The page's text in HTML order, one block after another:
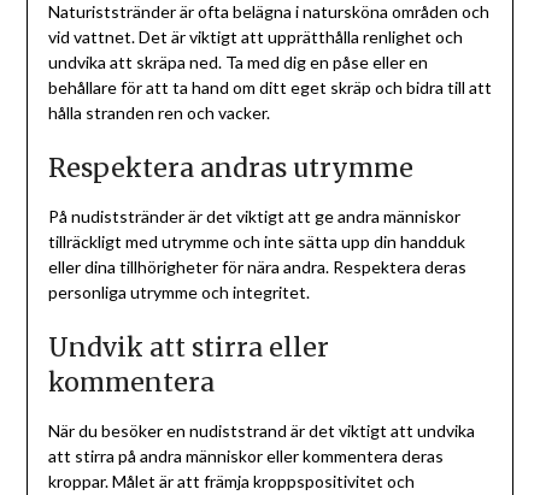
Naturiststränder är ofta belägna i natursköna områden och
vid vattnet. Det är viktigt att upprätthålla renlighet och
undvika att skräpa ned. Ta med dig en påse eller en
behållare för att ta hand om ditt eget skräp och bidra till att
hålla stranden ren och vacker.
Respektera andras utrymme
På nudiststränder är det viktigt att ge andra människor
tillräckligt med utrymme och inte sätta upp din handduk
eller dina tillhörigheter för nära andra. Respektera deras
personliga utrymme och integritet.
Undvik att stirra eller
kommentera
När du besöker en nudiststrand är det viktigt att undvika
att stirra på andra människor eller kommentera deras
kroppar. Målet är att främja kroppspositivitet och